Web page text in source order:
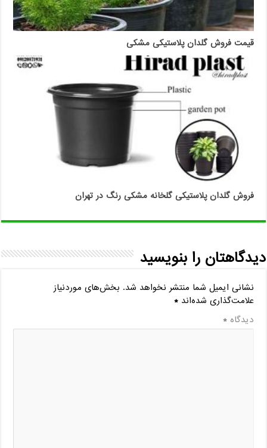
قیمت فروش گلدان پلاستیکی مشکی
فروش گلدان پلاستیکی گلخانه مشکی رنگ در تهران
دیدگاهتان را بنویسید
نشانی ایمیل شما منتشر نخواهد شد. بخش‌های موردنیاز
علامت‌گذاری شده‌اند*
دیدگاه*